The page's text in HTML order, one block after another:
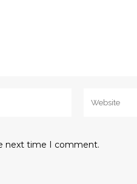
next time I comment.